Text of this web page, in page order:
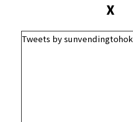
X
Tweets by sunvendingtohok